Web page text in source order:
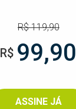
R$119,90
R$ 99,90
ASSINE JÁ